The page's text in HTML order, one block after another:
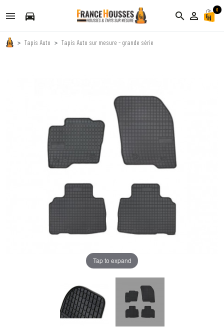
directions_car search person_outline
0
Tapis Auto Tapis Auto sur mesure - grande série
Tap to expand